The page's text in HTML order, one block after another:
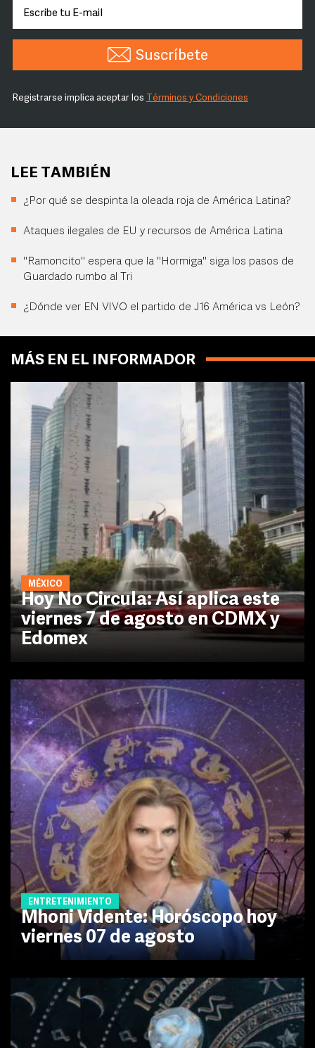
Suscríbete
Registrarse implica aceptar los Términos y Condiciones
LEE TAMBIÉN
¿Por qué se despinta la oleada roja de América Latina?
Ataques ilegales de EU y recursos de América Latina
"Ramoncito" espera que la "Hormiga" siga los pasos de
Guardado rumbo al Tri
¿Dónde ver EN VIVO el partido de J16 América vs León?
MÁS EN EL INFORMADOR
MÉXICO
Hoy No Circula: Así aplica este
viernes 7 de agosto en CDMX y
Edomex
ENTRETENIMIENTO
Mhoni Vidente: Horóscopo hoy
viernes 07 de agosto